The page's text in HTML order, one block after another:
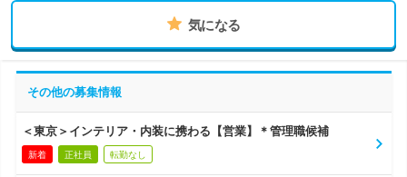
気になる
その他の募集情報
＜東京＞インテリア・内装に携わる【営業】＊管理職候補
新着 正社員 転勤なし